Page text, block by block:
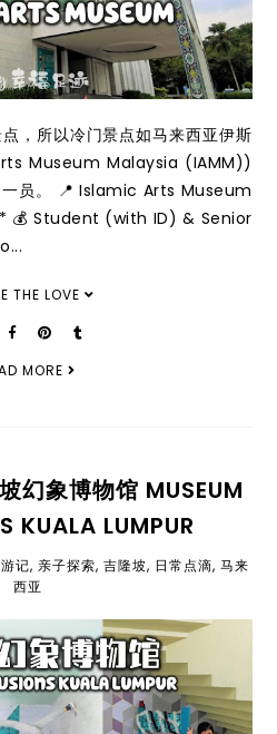
，所以冷门景点如马来西亚伊斯
Museum Malaysia (IAMM))
一员。 📍 Islamic Arts Museum
💰 Student (with ID) & Senior
THE LOVE
MORE
幻象博物馆 MUSEUM
KUALA LUMPUR
记, 亲子探索, 吉隆坡, 日常点滴, 马来
西亚